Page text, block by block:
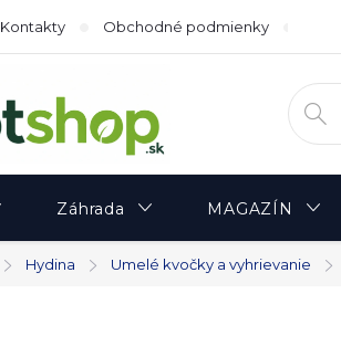
Kontakty Obchodné podmienky
Záhrada MAGAZÍN
Hydina Umelé kvočky a vyhrievanie